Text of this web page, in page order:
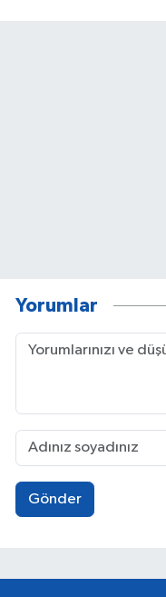
Yorumlar
Gönder